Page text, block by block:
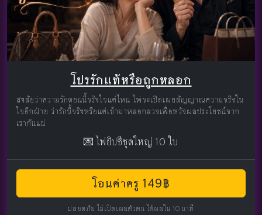
โปรรักแท้หรือถูกหลอก
สงสัยว่าความรักตอนนี้จริงใจแค่ไหน ไพ่จะเปิดเผยสัญญาณความจริงใน
ใจอีกฝ่าย ว่ารักนี้จริงหรือแค่เข้ามาหลอกลวงเพื่อหวังผลประโยชน์จาก
เรากันแน่
💌 ไพ่ยิปซีชุดใหญ่ 10 ใบ
โอนค่าครู 149฿
ปลอดภัย ไม่เปิดเผยตัวตน ได้ผลใน 10 นาที